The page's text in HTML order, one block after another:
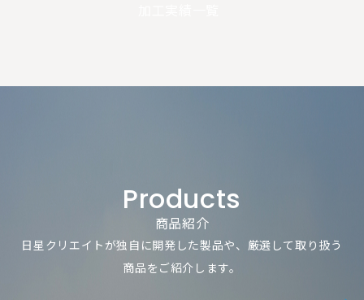
Products
商品紹介
日星クリエイトが独自に開発した製品や、厳選して取り扱う
商品をご紹介します。